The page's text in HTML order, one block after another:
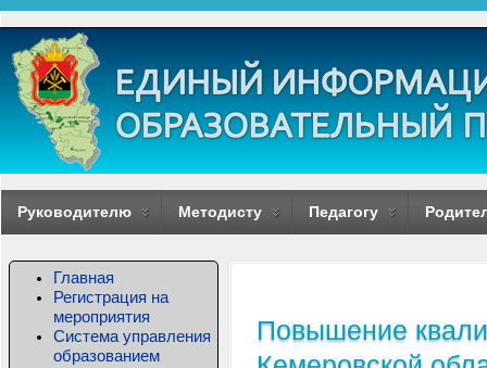
Руководителю Методисту Педагогу
Главная
Регистрация на
мероприятия
Система управления
образованием
Повышение